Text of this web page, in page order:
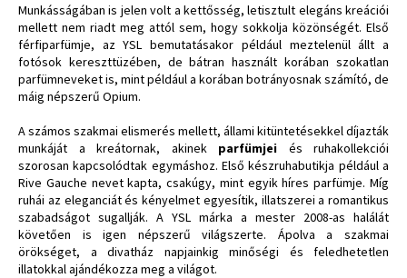
Munkásságában is jelen volt a kettősség, letisztult elegáns kreációi
mellett nem riadt meg attól sem, hogy sokkolja közönségét. Első
férfiparfümje, az YSL bemutatásakor például meztelenül állt a
fotósok kereszttüzében, de bátran használt korában szokatlan
parfümneveket is, mint például a korában botrányosnak számító, de
máig népszerű Opium.
A számos szakmai elismerés mellett, állami kitüntetésekkel díjazták
munkáját a kreátornak, akinek parfümjei és ruhakollekciói
szorosan kapcsolódtak egymáshoz. Első készruhabutikja például a
Rive Gauche nevet kapta, csakúgy, mint egyik híres parfümje. Míg
ruhái az eleganciát és kényelmet egyesítik, illatszerei a romantikus
szabadságot sugallják. A YSL márka a mester 2008-as halálát
követően is igen népszerű világszerte. Ápolva a szakmai
örökséget, a divatház napjainkig minőségi és feledhetetlen
illatokkal ajándékozza meg a világot.